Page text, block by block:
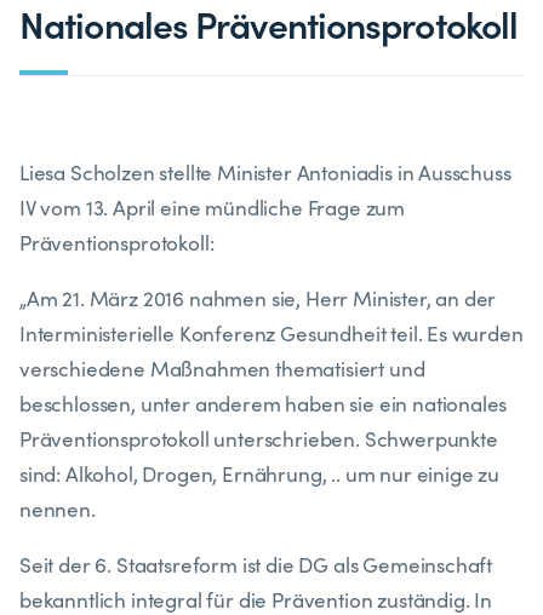
Nationales Präventionsprotokoll
Liesa Scholzen stellte Minister Antoniadis in Ausschuss
IV vom 13. April eine mündliche Frage zum
Präventionsprotokoll:
„Am 21. März 2016 nahmen sie, Herr Minister, an der
Interministerielle Konferenz Gesundheit teil. Es wurden
verschiedene Maßnahmen thematisiert und
beschlossen, unter anderem haben sie ein nationales
Präventionsprotokoll unterschrieben. Schwerpunkte
sind: Alkohol, Drogen, Ernährung, .. um nur einige zu
nennen.
Seit der 6. Staatsreform ist die DG als Gemeinschaft
bekanntlich integral für die Prävention zuständig. In